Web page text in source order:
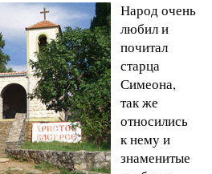
Народ очень
любил и
почитал
старца
Симеона,
так же
относились
к нему и
знаменитые